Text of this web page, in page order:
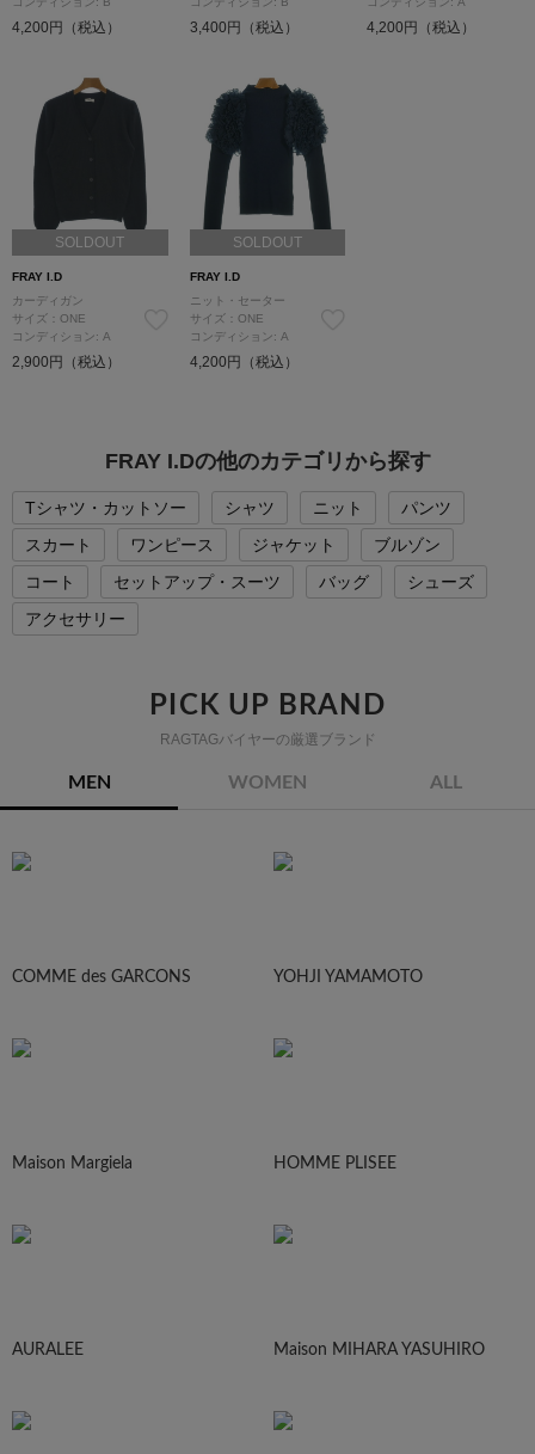
4,200円（税込） 3,400円（税込） 4,200円（税込）
SOLDOUT
FRAY I.D
カーディガン
サイズ：ONE
コンディション: A
2,900円（税込）
SOLDOUT
FRAY I.D
ニット・セーター
サイズ：ONE
コンディション: A
4,200円（税込）
FRAY I.Dの他のカテゴリから探す
Tシャツ・カットソー シャツ ニット
パンツ
スカート
ワンピース ジャケット
ブルゾン
コート
セットアップ・スーツ バッグ
シューズ
アクセサリー
PICK UP BRAND
RAGTAGバイヤーの厳選ブランド
MEN WOMEN ALL
COMME des GARCONS YOHJI YAMAMOTO
Maison Margiela HOMME PLISEE
AURALEE Maison MIHARA YASUHIRO